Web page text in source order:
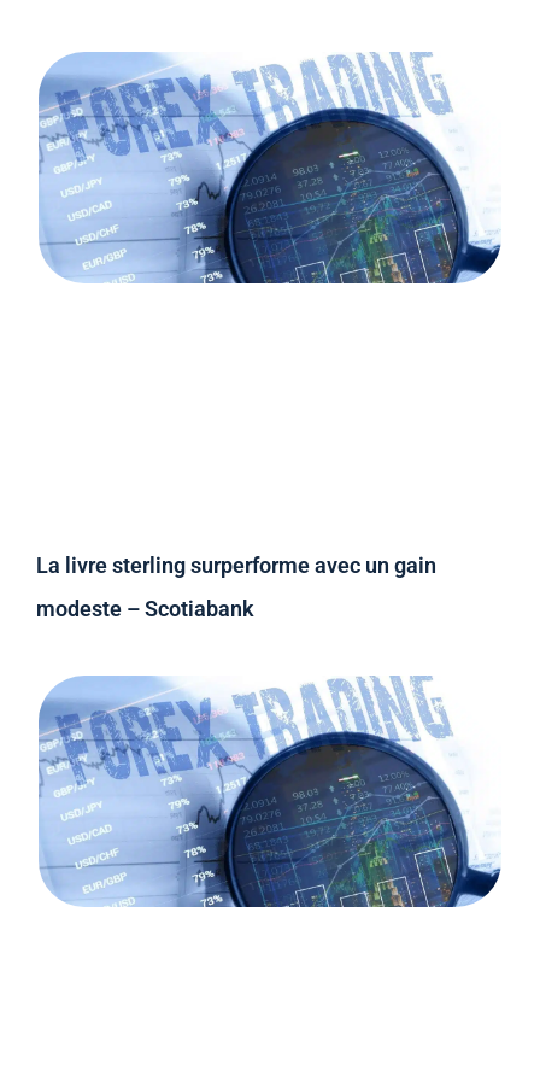
La livre sterling surperforme avec un gain
modeste – Scotiabank